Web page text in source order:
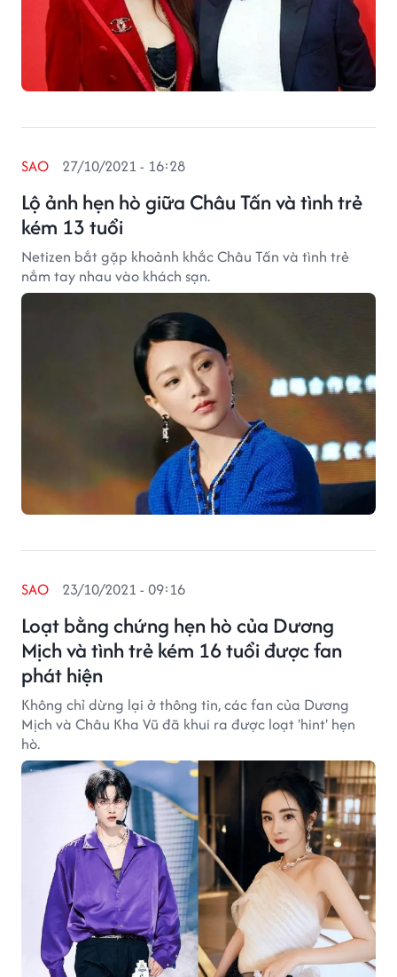
Lộ ảnh hẹn hò giữa Châu Tấn và tình trẻ
kém 13 tuổi
SAO 27/10/2021 - 16:28
Netizen bắt gặp khoảnh khắc Châu Tấn và tình trẻ
nắm tay nhau vào khách sạn.
Loạt bằng chứng hẹn hò của Dương
Mịch và tình trẻ kém 16 tuổi được fan
phát hiện
SAO 23/10/2021 - 09:16
Không chỉ dừng lại ở thông tin, các fan của Dương
Mịch và Châu Kha Vũ đã khui ra được loạt 'hint' hẹn
hò.